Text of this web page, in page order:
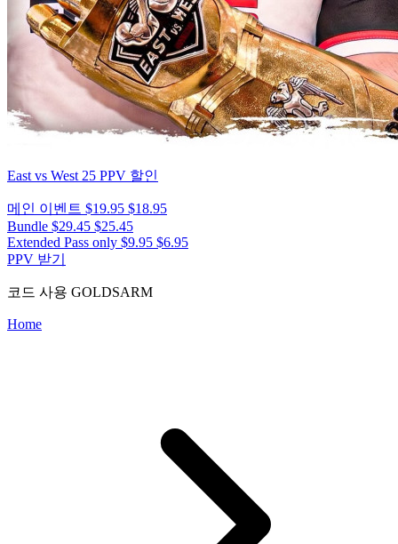
East vs West 25 PPV 할인
메인 이벤트 $19.95 $18.95
Bundle $29.45 $25.45
Extended Pass only $9.95 $6.95
PPV 받기
코드 사용 GOLDSARM
Home